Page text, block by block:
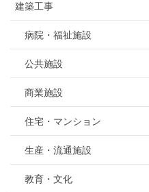
建築工事
病院・福祉施設
公共施設
商業施設
住宅・マンション
生産・流通施設
教育・文化